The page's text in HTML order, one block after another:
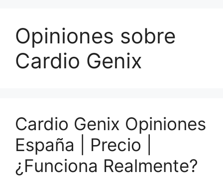
Opiniones sobre
Cardio Genix
Cardio Genix Opiniones
España | Precio |
¿Funciona Realmente?